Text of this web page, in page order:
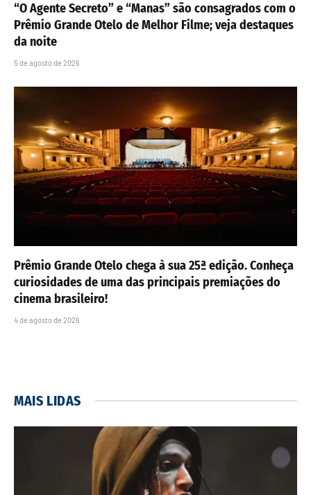
“O Agente Secreto” e “Manas” são consagrados com o
Prêmio Grande Otelo de Melhor Filme; veja destaques
da noite
5 de agosto de 2026
Prêmio Grande Otelo chega à sua 25ª edição. Conheça
curiosidades de uma das principais premiações do
cinema brasileiro!
4 de agosto de 2026
MAIS LIDAS